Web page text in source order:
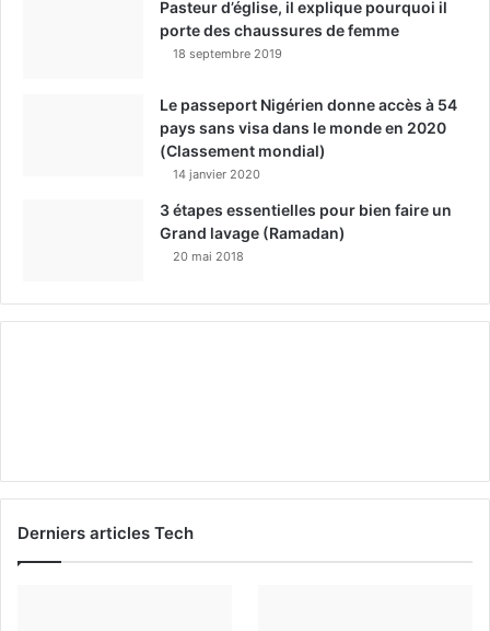
Pasteur d’église, il explique pourquoi il
porte des chaussures de femme
18 septembre 2019
Le passeport Nigérien donne accès à 54
pays sans visa dans le monde en 2020
(Classement mondial)
14 janvier 2020
3 étapes essentielles pour bien faire un
Grand lavage (Ramadan)
20 mai 2018
Derniers articles Tech